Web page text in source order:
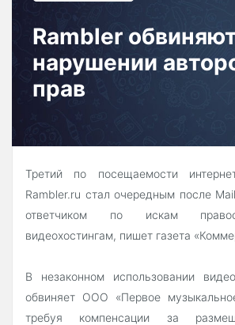
Rambler
нарушении
прав
Третий по посещаемости
Rambler.ru стал очередным после
ответчиком по искам
видеохостингам, пишет газета
В незаконном использовании
обвиняет ООО «Первое
требуя компенсации за